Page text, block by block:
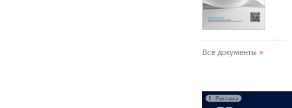
Все документы »
Реклама